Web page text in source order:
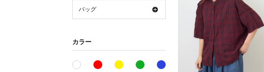
バッグ
カラー
ホワイト系レッド系 イエロー系グリーン系